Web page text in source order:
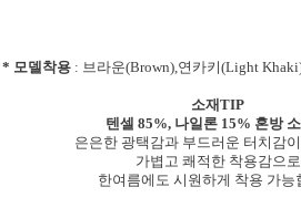
* 모델착용: 브라운(Brown),연카키(Light
소재TIP
텐셀 85%, 나일론 15% 혼방
은은한 광택감과 부드러운 터치감
가볍고 쾌적한 착용감으로
한여름에도 시원하게 착용 가능